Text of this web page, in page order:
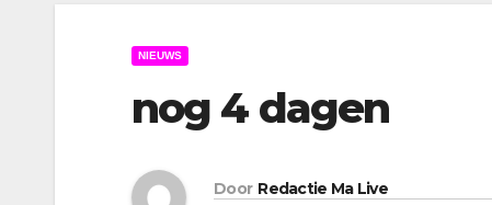
NIEUWS
nog 4 dagen
Door Redactie Ma Live